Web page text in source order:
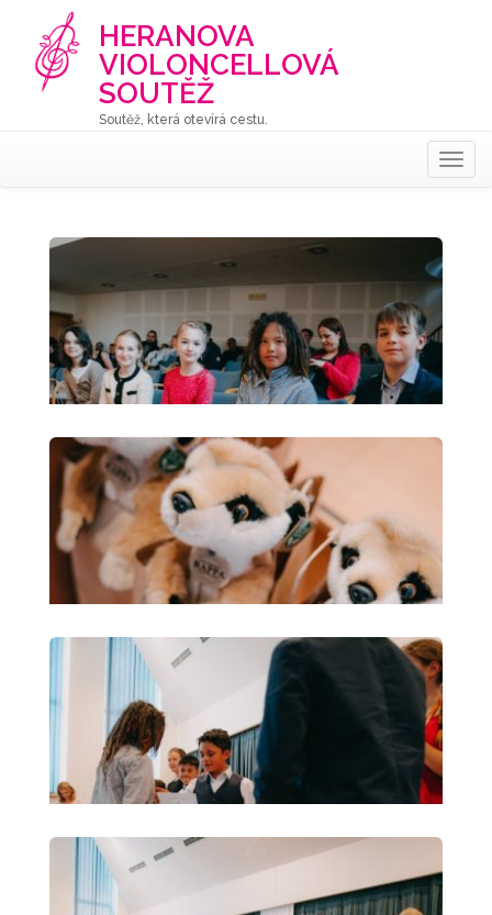
HERANOVA
VIOLONCELLOVÁ
SOUTĚŽ
Soutěž, která otevírá cestu.